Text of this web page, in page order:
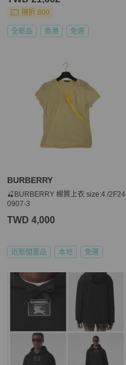
現折 800
全新品 香港 免運
BURBERRY
🍒BURBERRY 棉質上衣 size:4 /2F24
0907-3
TWD 4,000
近新閒置品 本地 免運